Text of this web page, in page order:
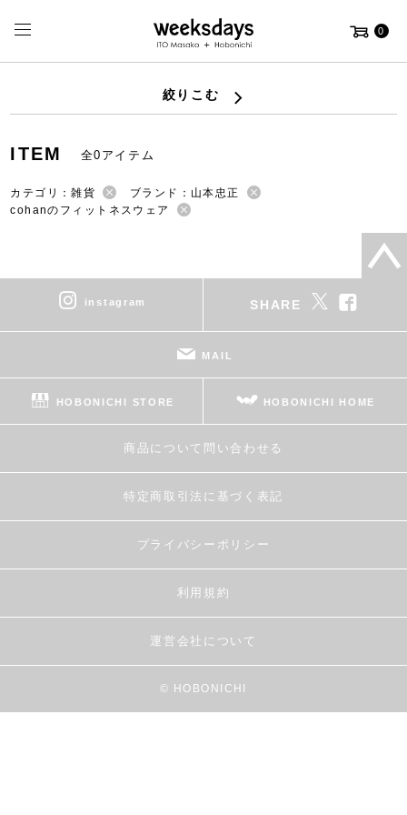
0
絞りこむ
ITEM 全0アイテム
カテゴリ：雑貨
ブランド：山本忠正
cohanのフィットネスウェア
instagram SHARE
MAIL
HOBONICHI STORE HOBONICHI HOME
商品について問い合わせる
特定商取引法に基づく表記
プライバシーポリシー
利用規約
運営会社について
© HOBONICHI